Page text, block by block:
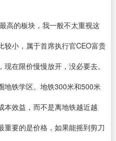
高的板块，我一般不太重视这
较小，属于首席执行官CEO富贵
在限价慢慢放开，没必要去。
地铁学区。地铁300米和500米
本效益，而不是离地铁越近越
重要的是价格，如果能摇到剪刀